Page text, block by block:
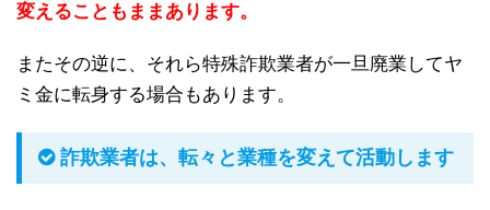
変えることもままあります。
またその逆に、それら特殊詐欺業者が一旦廃業してヤ
ミ金に転身する場合もあります。
詐欺業者は、転々と業種を変えて活動します